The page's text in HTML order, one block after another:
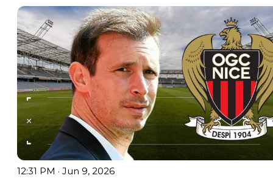
12:31 PM · Jun 9, 2026